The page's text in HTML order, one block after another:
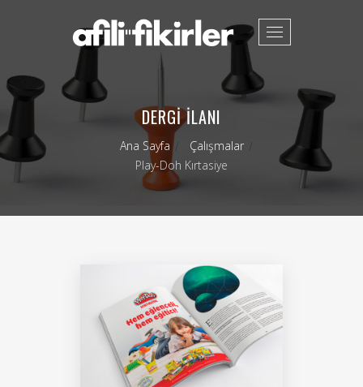
Toggle
DERGI İLANI
Ana Sayfa
Çalışmalar
Play-Doh Kırtasiye